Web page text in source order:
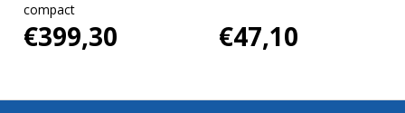
compact
€399,30 €47,10